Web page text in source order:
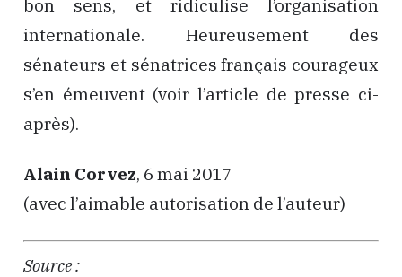
bon sens, et ridiculise l’organisation
internationale. Heureusement des
sénateurs et sénatrices français courageux
s’en émeuvent (voir l’article de presse ci-
après).
Alain Corvez, 6 mai 2017
(avec l’aimable autorisation de l’auteur)
Source :